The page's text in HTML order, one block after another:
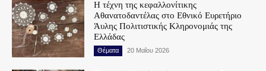
Η τέχνη της κεφαλλονίτικης
Αθανατοδαντέλας στο Εθνικό Ευρετήριο
Άυλης Πολιτιστικής Κληρονομιάς της
Ελλάδας
Θέματα 20 Μαΐου 2026